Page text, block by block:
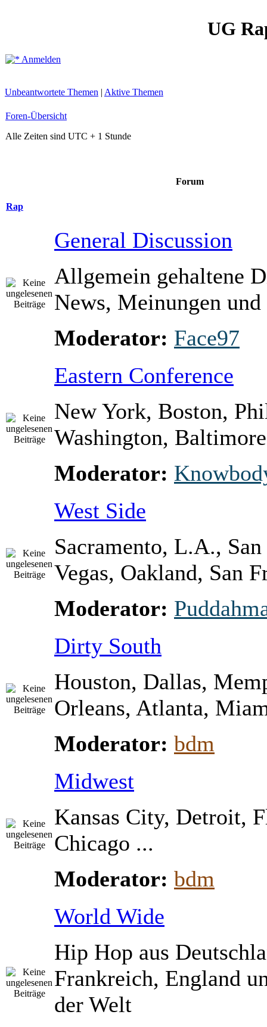
UG
Anmelden
Unbeantwortete Themen | Aktive Themen
Foren-Übersicht
Alle Zeiten sind UTC + 1 Stunde
Forum
Rap
General Discussion
Allgemein gehaltene
News, Meinungen und
Moderator: Face97
Eastern Conference
New York, Boston,
Washington,
Moderator:
West Side
Sacramento, L.A.,
Vegas, Oakland, San
Moderator:
Dirty South
Houston, Dallas,
Orleans, Atlanta,
Moderator: bdm
Midwest
Kansas City, Detroit,
Chicago ...
Moderator: bdm
World Wide
Hip Hop aus
Frankreich, England
der Welt